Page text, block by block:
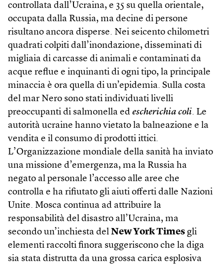
controllata dall’Ucraina, e 35 su quella orientale,
occupata dalla Russia, ma decine di persone
risultano ancora disperse. Nei seicento chilometri
quadrati colpiti dall’inondazione, disseminati di
migliaia di carcasse di animali e contaminati da
acque reflue e inquinanti di ogni tipo, la principale
minaccia è ora quella di un’epidemia. Sulla costa
del mar Nero sono stati individuati livelli
preoccupanti di salmonella ed escherichia coli. Le
autorità ucraine hanno vietato la balneazione e la
vendita e il consumo di prodotti ittici.
L’Organizzazione mondiale della sanità ha inviato
una missione d’emergenza, ma la Russia ha
negato al personale l’accesso alle aree che
controlla e ha rifiutato gli aiuti offerti dalle Nazioni
Unite. Mosca continua ad attribuire la
responsabilità del disastro all’Ucraina, ma
secondo un’inchiesta del New York Times gli
elementi raccolti finora suggeriscono che la diga
sia stata distrutta da una grossa carica esplosiva